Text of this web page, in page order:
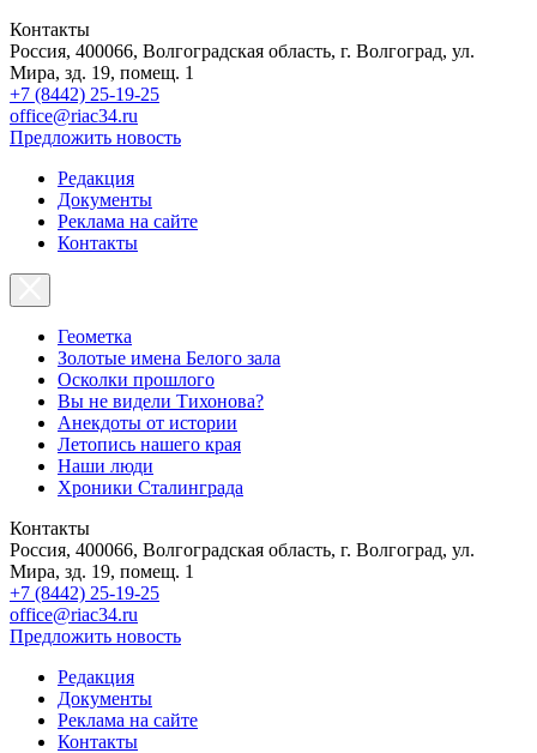
Контакты
Россия, 400066, Волгоградская область, г. Волгоград, ул.
Мира, зд. 19, помещ. 1
+7 (8442) 25-19-25
office@riac34.ru
Предложить новость
Редакция
Документы
Реклама на сайте
Контакты
Геометка
Золотые имена Белого зала
Осколки прошлого
Вы не видели Тихонова?
Анекдоты от истории
Летопись нашего края
Наши люди
Хроники Сталинграда
Контакты
Россия, 400066, Волгоградская область, г. Волгоград, ул.
Мира, зд. 19, помещ. 1
+7 (8442) 25-19-25
office@riac34.ru
Предложить новость
Редакция
Документы
Реклама на сайте
Контакты